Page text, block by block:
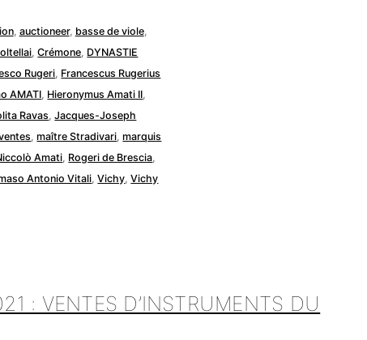
, auctioneer, basse de viole,
,Crémone DYNASTIE
Rugeri Francescus Rugerius
AMATI Hieronymus Amati II
Ravas ,Jacques-Joseph
,maître Stradivari ,marquis
Amati Rogeri de Brescia
Antonio Vitali ,Vichy ,Vichy
: VENTES D’INSTRUMENTS DU